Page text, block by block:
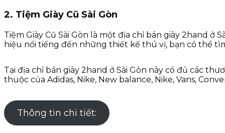
2. Tiệm Giày Cũ Sài Gòn
Tiệm Giày Cũ Sài Gòn là một địa chỉ bán giày 2hand
hiệu nổi tiếng đến những thiết kế thú vị, bạn có thể
Tại địa chỉ bán giày 2hand ở Sài Gòn này có đủ các
thuộc của Adidas, Nike, New balance, Nike, Vans,
Thông tin chi tiết: